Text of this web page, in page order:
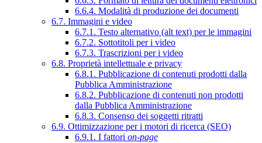
6.6.4. Modalità di produzione dei documenti
6.7. Immagini e video
6.7.1. Testo alternativo (alt text) per le immagini
6.7.2. Sottotitoli per i video
6.7.3. Trascrizioni per i video
6.8. Proprietà intellettuale e privacy
6.8.1. Pubblicazione di contenuti prodotti dalla
Pubblica Amministrazione
6.8.2. Pubblicazione di contenuti non prodotti
dalla Pubblica Amministrazione
6.8.3. Consenso dei soggetti ritratti
6.9. Ottimizzazione per i motori di ricerca (SEO)
6.9.1. I fattori on-page